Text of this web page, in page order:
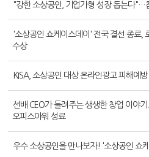
"강한 소상공인, 기업가형 성장 돕는다"…
'소상공인 쇼케이스데이' 전국 결선 종료,
수상
KISA, 소상공인 대상 온라인광고 피해예방
선배 CEO가 들려주는 생생한 창업 이야기
오피스아워 성료
우수 소상공인을 만나보자! '소상공인 쇼